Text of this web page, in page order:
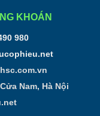
KHOÁN
980
Nam, Hà Nội